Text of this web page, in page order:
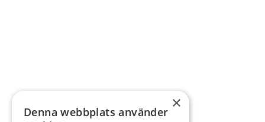
×
Denna webbplats använder